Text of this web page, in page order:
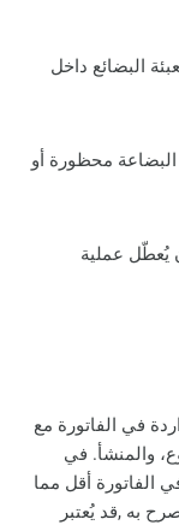
البضائع داخل
محظورة أو
يُعطّل عملية
في الفاتورة مع
والمنشأ. في
الفاتورة أقل مما
به ,قد يُعتبر